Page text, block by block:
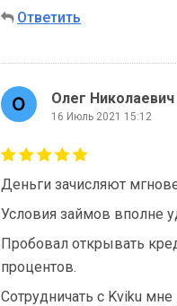
Ответить
Олег Николаевич
16 Июль 2021 15:12
Деньги зачисляют
Условия займов вполне
Пробовал открывать
процентов.
Сотрудничать с Kviku